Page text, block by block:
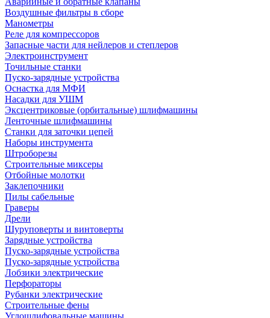
Воздушные фильтры в сборе
Манометры
Реле для компрессоров
Запасные части для нейлеров и степлеров
Электроинструмент
Точильные станки
Пуско-зарядные устройства
Оснастка для МФИ
Насадки для УШМ
Эксцентриковые (орбитальные) шлифмашины
Ленточные шлифмашины
Станки для заточки цепей
Наборы инструмента
Штроборезы
Строительные миксеры
Отбойные молотки
Заклепочники
Пилы сабельные
Граверы
Дрели
Шуруповерты и винтоверты
Зарядные устройства
Пуско-зарядные устройства
Пуско-зарядные устройства
Лобзики электрические
Перфораторы
Рубанки электрические
Строительные фены
Углошлифовальные машины